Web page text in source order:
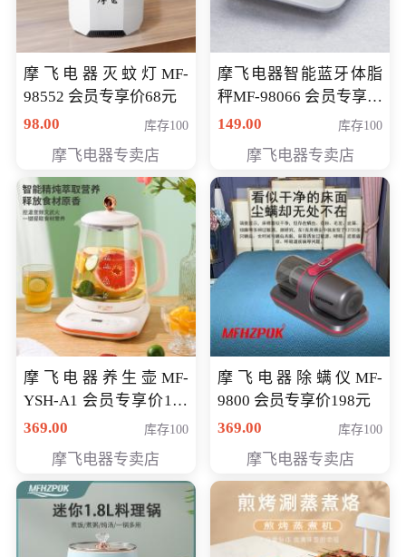
摩飞电器灭蚊灯MF-
98552 会员专享价68元
98.00
库存100
摩飞电器专卖店
摩飞电器智能蓝牙体脂
秤MF-98066 会员专享价
98元
149.00 库存100
摩飞电器专卖店
摩飞电器养生壶MF-
YSH-A1 会员专享价198
元
369.00 库存100
摩飞电器专卖店
摩飞电器除螨仪MF-
9800 会员专享价198元
369.00
库存100
摩飞电器专卖店